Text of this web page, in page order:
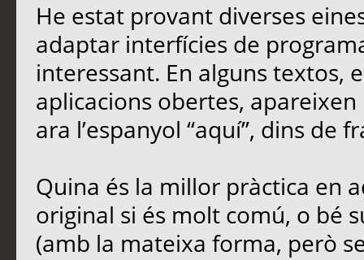
He estat provant diverses
adaptar interfícies de
interessant. En alguns textos,
aplicacions obertes,
ara l’espanyol “aquí”, dins de
Quina és la millor pràctica en
original si és molt comú, o bé
(amb la mateixa forma, però